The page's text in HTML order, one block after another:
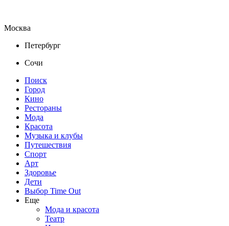
Москва
Петербург
Сочи
Поиск
Город
Кино
Рестораны
Мода
Красота
Музыка и клубы
Путешествия
Спорт
Арт
Здоровье
Дети
Выбор Time Out
Еще
Мода и красота
Театр